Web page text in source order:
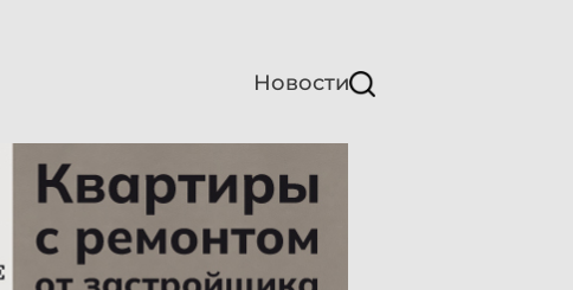
Новости